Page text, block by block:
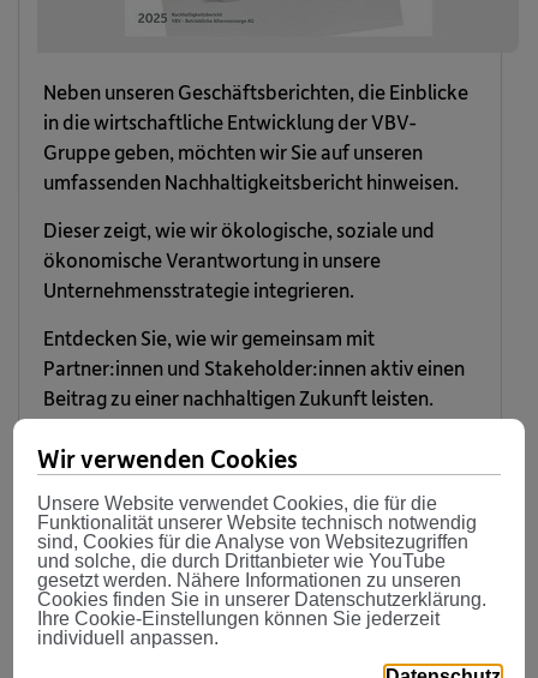
Neben unseren Geschäftsberichten, die Einblicke
in die wirtschaftliche Entwicklung der VBV-
Gruppe geben, möchten wir Sie auf unseren
umfassenden Nachhaltigkeitsbericht hinweisen.
Dieser zeigt, wie wir ökologische, soziale und
ökonomische Verantwortung in unsere
Unternehmensstrategie integrieren.
Entdecken Sie, wie wir gemeinsam mit
Partner:innen und Stakeholder:innen aktiv einen
Beitrag zu einer nachhaltigen Zukunft leisten.
Zum Nachhaltigkeitsbericht der VBV-
Gruppe
Frühere Geschäftsberichte
Wir verwenden Cookies
Unsere Website verwendet Cookies, die für die
Funktionalität unserer Website technisch notwendig
sind, Cookies für die Analyse von Websitezugriffen
und solche, die durch Drittanbieter wie YouTube
gesetzt werden. Nähere Informationen zu unseren
Cookies finden Sie in unserer Datenschutzerklärung.
Ihre Cookie-Einstellungen können Sie jederzeit
individuell anpassen.